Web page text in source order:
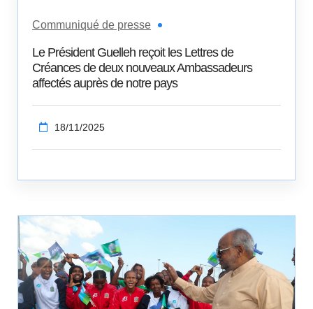
Communiqué de presse
Le Président Guelleh reçoit les Lettres de
Créances de deux nouveaux Ambassadeurs
affectés auprès de notre pays
18/11/2025